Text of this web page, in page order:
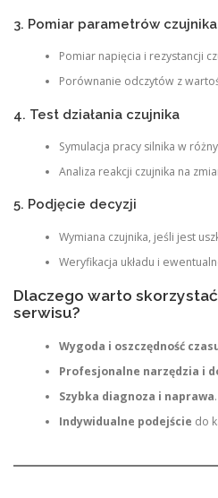
3. Pomiar parametrów czujnika
Pomiar napięcia i rezystancji
Porównanie odczytów z
4. Test działania czujnika
Symulacja pracy silnika w
Analiza reakcji czujnika na
5. Podjęcie decyzji
Wymiana czujnika, jeśli jest
Weryfikacja układu i
Dlaczego warto
serwisu?
Wygoda i oszczędność
Profesjonalne narzędzia i
Szybka diagnoza i naprawa.
Indywidualne podejście do